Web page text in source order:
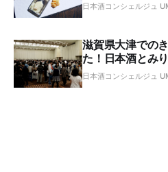
日本酒コンシェルジュ
滋賀県大津での
た！日本酒とみ
日本酒コンシェルジュ